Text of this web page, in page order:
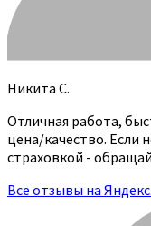
Никита С.
Отличная работа,
цена/качество. Если
страховкой -
Все отзывы на